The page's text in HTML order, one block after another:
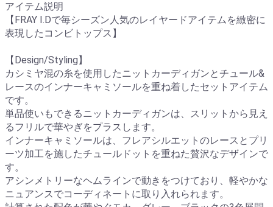
アイテム説明
【FRAY I.Dで毎シーズン人気のレイヤードアイテムを緻密に
表現したコンビトップス】
【Design/Styling】
カシミヤ混の糸を使用したニットカーディガンとチュール&
レースのインナーキャミソールを重ね着したセットアイテム
です。
単品使いもできるニットカーディガンは、スリットから見え
るフリルで華やぎをプラスします。
インナーキャミソールは、フレアシルエットのレースとプリ
ーツ加工を施したチュールドットを重ねた贅沢なデザインで
す。
アシンメトリーなヘムラインで動きをつけており、軽やかな
ニュアンスでコーディネートに取り入れられます。